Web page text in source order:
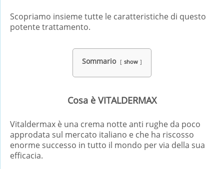
Scopriamo insieme tutte le caratteristiche di questo
potente trattamento.
Sommario show
Cosa è VITALDERMAX
Vitaldermax è una crema notte anti rughe da poco
approdata sul mercato italiano e che ha riscosso
enorme successo in tutto il mondo per via della sua
efficacia.